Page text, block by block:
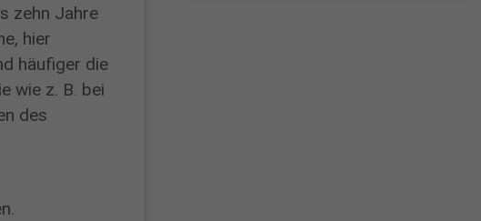
zehn Jahre
hier
häufiger die
wie z. B. bei
des